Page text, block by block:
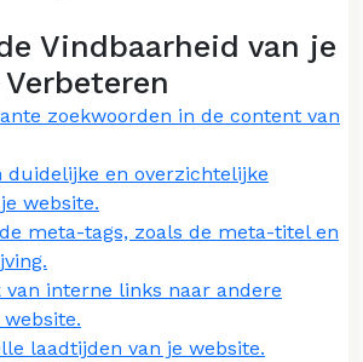
Vindbaarheid van je
zoekwoorden in de content van
duidelijke en overzichtelijke
website.
meta-tags, zoals de meta-titel en
van interne links naar andere
website.
laadtijden van je website.